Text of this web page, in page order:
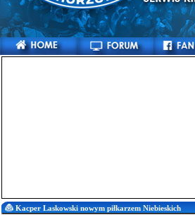
Kacper Laskowski nowym piłkarzem Niebieskich